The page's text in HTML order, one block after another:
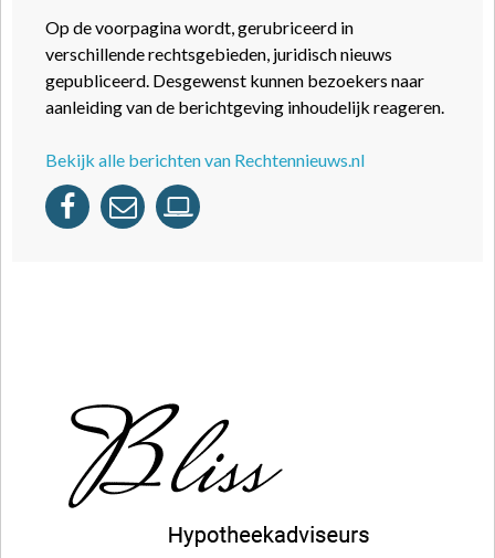
Op de voorpagina wordt, gerubriceerd in
verschillende rechtsgebieden, juridisch nieuws
gepubliceerd. Desgewenst kunnen bezoekers naar
aanleiding van de berichtgeving inhoudelijk reageren.
Bekijk alle berichten van Rechtennieuws.nl